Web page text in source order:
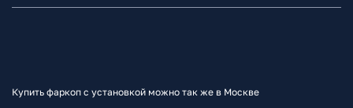
Купить фаркоп с установкой можно так же в Москве